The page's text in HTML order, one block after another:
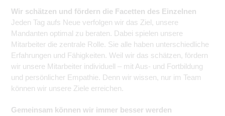
Wir schätzen und fördern die Facetten des Einzelnen
Jeden Tag aufs Neue verfolgen wir das Ziel, unsere
Mandanten optimal zu beraten. Dabei spielen unsere
Mitarbeiter die zentrale Rolle. Sie alle haben unterschiedliche
Erfahrungen und Fähigkeiten. Weil wir das schätzen, fördern
wir unsere Mitarbeiter individuell – mit Aus- und Fortbildung
und persönlicher Empathie. Denn wir wissen, nur im Team
können wir unsere Ziele erreichen.
Gemeinsam können wir immer besser werden